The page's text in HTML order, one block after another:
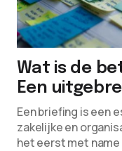
Wat is de
Een
Een briefing is een
zakelijke en
het eerst met name